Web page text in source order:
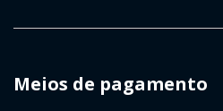
Meios de pagamento